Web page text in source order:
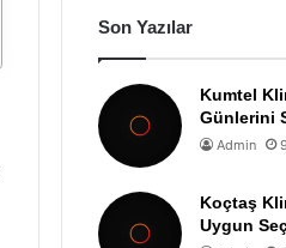
Son Yazılar
Kumtel
Günlerini
Admin
Koçtaş
Uygun